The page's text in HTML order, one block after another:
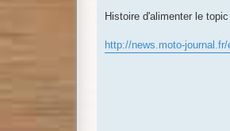
s
s
g
e
Histoire d'alimenter le topic
http://news.moto-